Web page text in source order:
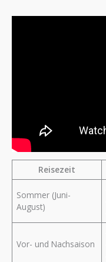
Reisezeit
Sommer (Juni-
August)
Vor- und Nachsaison